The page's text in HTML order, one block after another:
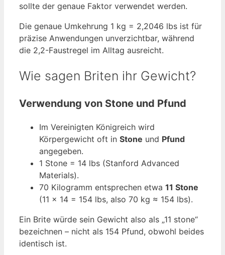
sollte der genaue Faktor verwendet werden.
Die genaue Umkehrung 1 kg = 2,2046 lbs ist für
präzise Anwendungen unverzichtbar, während
die 2,2-Faustregel im Alltag ausreicht.
Wie sagen Briten ihr Gewicht?
Verwendung von Stone und Pfund
Im Vereinigten Königreich wird
Körpergewicht oft in Stone und Pfund
angegeben.
1 Stone = 14 lbs (Stanford Advanced
Materials).
70 Kilogramm entsprechen etwa 11 Stone
(11 × 14 = 154 lbs, also 70 kg ≈ 154 lbs).
Ein Brite würde sein Gewicht also als „11 stone“
bezeichnen – nicht als 154 Pfund, obwohl beides
identisch ist.